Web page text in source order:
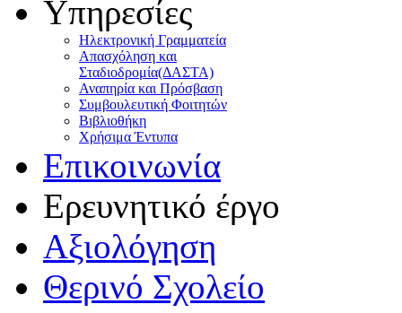
Υπηρεσίες
Ηλεκτρονική Γραμματεία
Απασχόληση και
Σταδιοδρομία(ΔΑΣΤΑ)
Αναπηρία και Πρόσβαση
Συμβουλευτική Φοιτητών
Βιβλιοθήκη
Χρήσιμα Έντυπα
Επικοινωνία
Ερευνητικό έργο
Αξιολόγηση
Θερινό Σχολείο